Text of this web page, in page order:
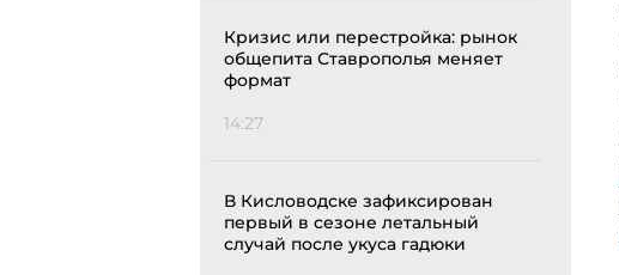
Кризис или перестройка: рынок
общепита Ставрополья меняет
формат
14:27
В Кисловодске зафиксирован
первый в сезоне летальный
случай после укуса гадюки